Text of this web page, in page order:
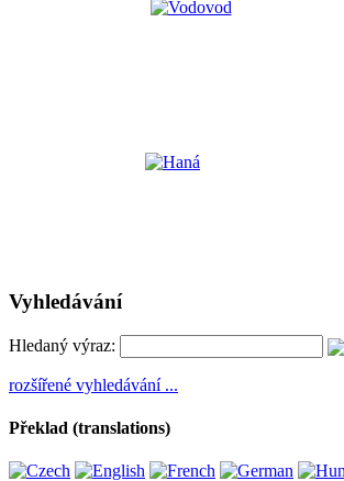
Vyhledávání
Hledaný výraz:
rozšířené vyhledávání ...
Překlad (translations)